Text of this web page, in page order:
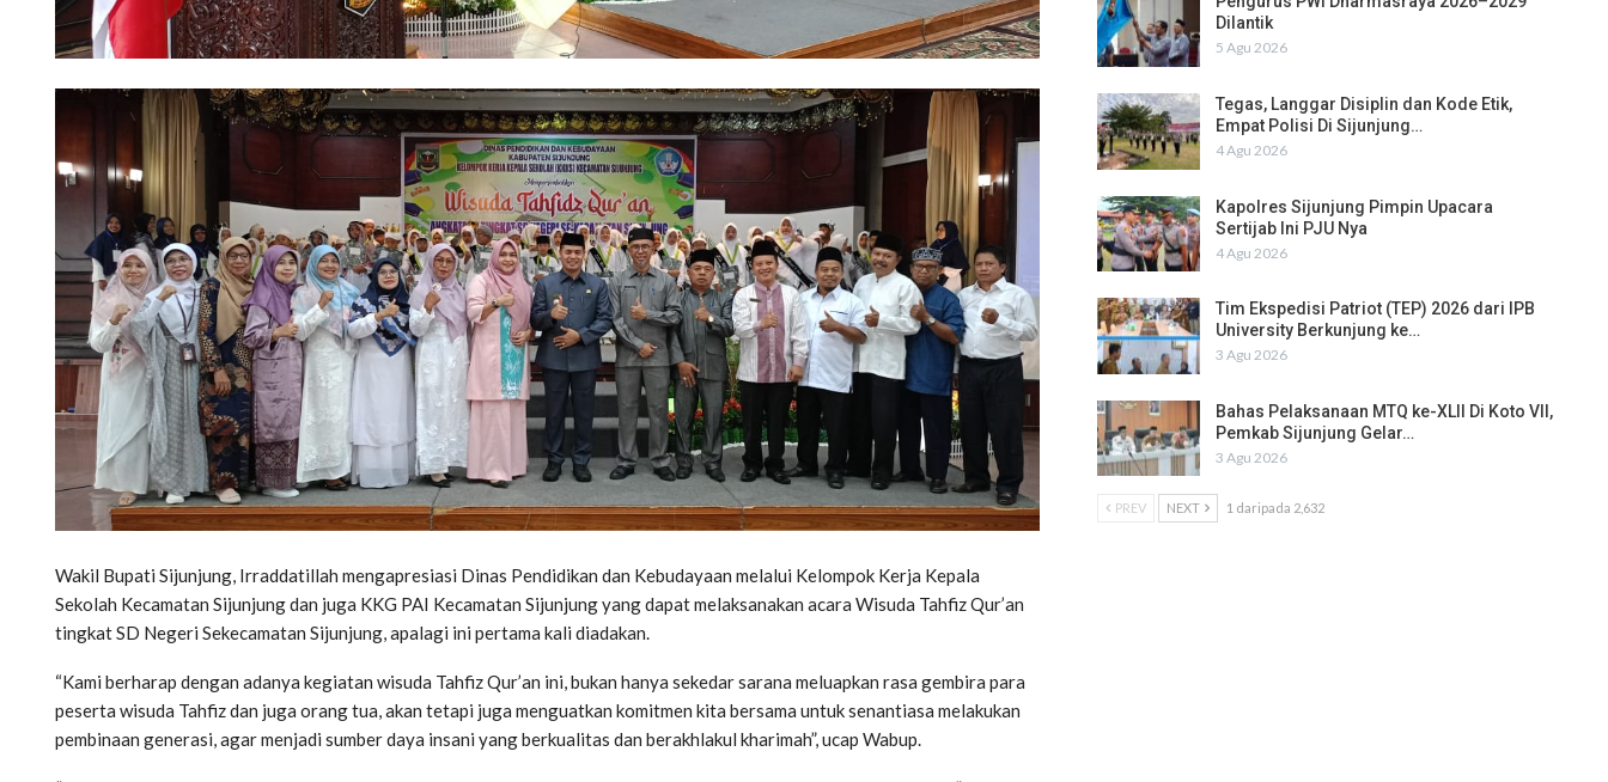
Wakil Bupati Sijunjung, Irraddatillah mengapresiasi Dinas Pendidikan dan Kebudayaan melalui Kelompok Kerja Kepala
Sekolah Kecamatan Sijunjung dan juga KKG PAI Kecamatan Sijunjung yang dapat melaksanakan acara Wisuda Tahfiz Qur’an
tingkat SD Negeri Sekecamatan Sijunjung, apalagi ini pertama kali diadakan.
“Kami berharap dengan adanya kegiatan wisuda Tahfiz Qur’an ini, bukan hanya sekedar sarana meluapkan rasa gembira para
peserta wisuda Tahfiz dan juga orang tua, akan tetapi juga menguatkan komitmen kita bersama untuk senantiasa melakukan
pembinaan generasi, agar menjadi sumber daya insani yang berkualitas dan berakhlakul kharimah”, ucap Wabup.
Dilantik
5 Agu 2026
Tegas, Langgar Disiplin dan Kode Etik,
Empat Polisi Di Sijunjung…
4 Agu 2026
Kapolres Sijunjung Pimpin Upacara
Sertijab Ini PJU Nya
4 Agu 2026
Tim Ekspedisi Patriot (TEP) 2026 dari IPB
University Berkunjung ke…
3 Agu 2026
Bahas Pelaksanaan MTQ ke-XLII Di Koto VII,
Pemkab Sijunjung Gelar…
3 Agu 2026
PREV NEXT 1 daripada 2,632